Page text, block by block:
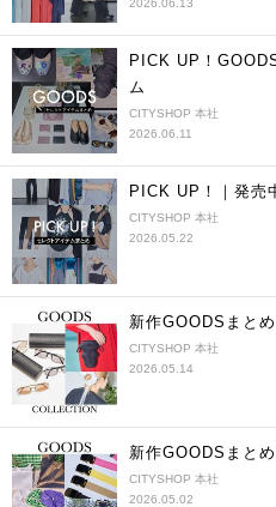
PICK UP！
ム
CITYSHOP 本社
2026.06.11
PICK UP！｜発売
CITYSHOP 本社
2026.05.22
新作GOODSまと
CITYSHOP 本社
2026.05.14
新作GOODSまと
CITYSHOP 本社
2026.05.02